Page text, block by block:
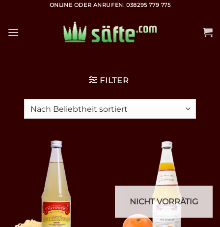
springen
ONLINE ODER ANRUFEN: 038295 779 775
FILTER
NICHT VORRÄTIG